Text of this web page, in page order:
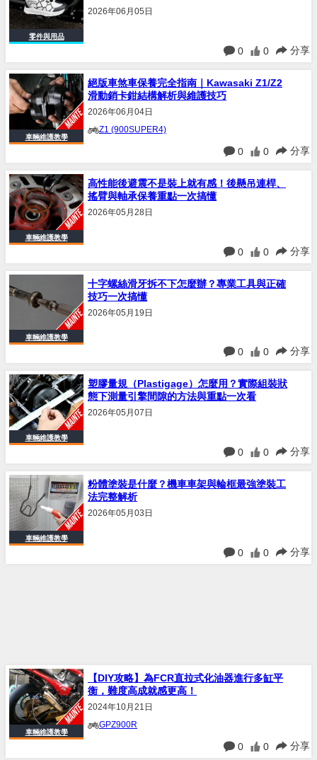
零件與用品
鞋
2026年06月05日
0 0 分享
車輛維護教學
絕版車煞車保養完全指南｜Kawasaki Z1/Z2
滑動銷卡鉗結構解析與維護技巧
2026年06月04日
Z1 (900SUPER4)
0 0 分享
車輛維護教學
高性能後避震不是裝上就有感！後懸吊連桿、
搖臂與軸承保養重點一次搞懂
2026年05月28日
0 0 分享
車輛維護教學
十字螺絲滑牙拆不下怎麼辦？專業工具與正確
技巧一次搞懂
2026年05月19日
0 0 分享
車輛維護教學
塑膠量規（Plastigage）怎麼用？實際組裝狀
態下測量引擎間隙的方法與重點一次看
2026年05月07日
0 0 分享
車輛維護教學
粉體塗裝是什麼？機車車架與輪框最強塗裝工
法完整解析
2026年05月03日
0 0 分享
車輛維護教學
【DIY攻略】為FCR直拉式化油器進行多缸平
衡，難度高成就感更高！
2024年10月21日
GPZ900R
0 0 分享